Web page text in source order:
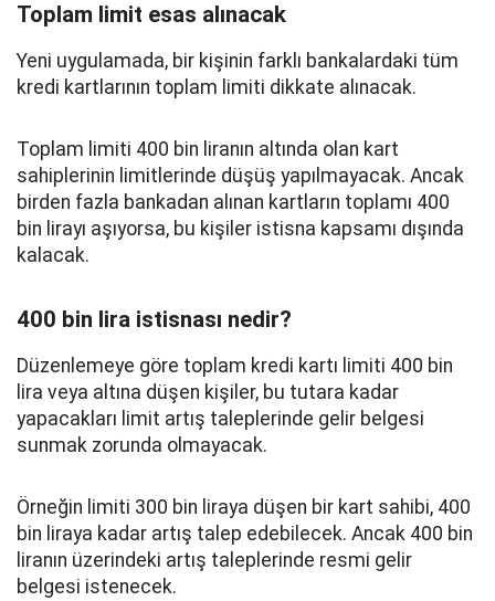
Toplam limit esas alınacak
Yeni uygulamada, bir kişinin farklı bankalardaki tüm
kredi kartlarının toplam limiti dikkate alınacak.
Toplam limiti 400 bin liranın altında olan kart
sahiplerinin limitlerinde düşüş yapılmayacak. Ancak
birden fazla bankadan alınan kartların toplamı 400
bin lirayı aşıyorsa, bu kişiler istisna kapsamı dışında
kalacak.
400 bin lira istisnası nedir?
Düzenlemeye göre toplam kredi kartı limiti 400 bin
lira veya altına düşen kişiler, bu tutara kadar
yapacakları limit artış taleplerinde gelir belgesi
sunmak zorunda olmayacak.
Örneğin limiti 300 bin liraya düşen bir kart sahibi, 400
bin liraya kadar artış talep edebilecek. Ancak 400 bin
liranın üzerindeki artış taleplerinde resmi gelir
belgesi istenecek.